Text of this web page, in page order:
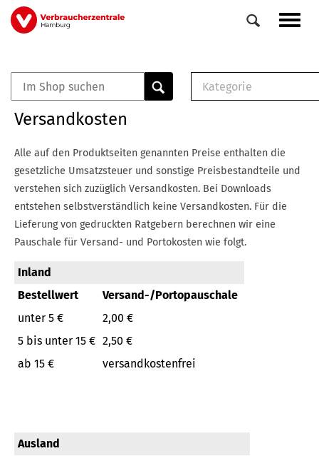
Direkt
zum
Veranstaltungen
0
Kategorie
E-Broschüre
Checklisten (PDF)
Broschüre
Buch
Versandkosten
Alle auf den Produktseiten genannten Preise enthalten die
gesetzliche Umsatzsteuer und sonstige Preisbestandteile und
verstehen sich zuzüglich Versandkosten. Bei Downloads
entstehen selbstverständlich keine Versandkosten. Für die
Lieferung von gedruckten Ratgebern berechnen wir eine
Pauschale für Versand- und Portokosten wie folgt.
Inland
Bestellwert
Versand-/Portopauschale
unter 5 €
2,00 €
5 bis unter 15 € 2,50 €
ab 15 €
versandkostenfrei
Ausland